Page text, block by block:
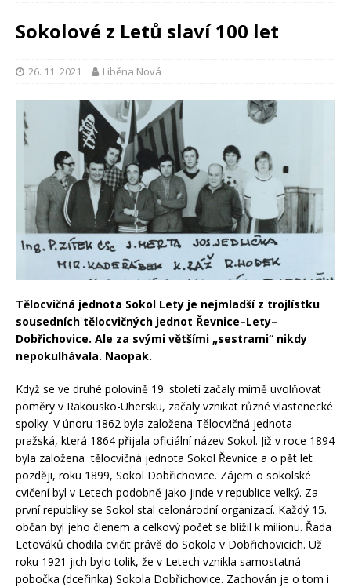
Sokolové z Letů slaví 100 let
26. 11. 2021 Liběna Nová
Tělocvičná jednota Sokol Lety je nejmladší z trojlístku
sousedních tělocvičných jednot Řevnice–Lety–
Dobřichovice. Ale za svými většími „sestrami“ nikdy
nepokulhávala. Naopak.
Když se ve druhé polovině 19. století začaly mírně uvolňovat
poměry v Rakousko-Uhersku, začaly vznikat různé vlastenecké
spolky. V únoru 1862 byla založena Tělocvičná jednota
pražská, která 1864 přijala oficiální název Sokol. Již v roce 1894
byla založena tělocvičná jednota Sokol Řevnice a o pět let
později, roku 1899, Sokol Dobřichovice. Zájem o sokolské
cvičení byl v Letech podobně jako jinde v republice velký. Za
první republiky se Sokol stal celonárodní organizací. Každý 15.
občan byl jeho členem a celkový počet se blížil k milionu. Řada
Letováků chodila cvičit právě do Sokola v Dobřichovicích. Už
roku 1921 jich bylo tolik, že v Letech vznikla samostatná
pobočka (dceřinka) Sokola Dobřichovice. Zachován je o tom i